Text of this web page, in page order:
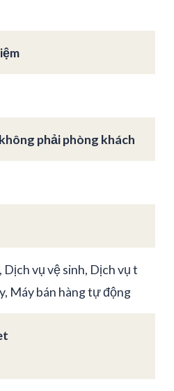
phải phòng khách
Dịch vụ vệ sinh, Dịch vụ t
Máy bán hàng tự động